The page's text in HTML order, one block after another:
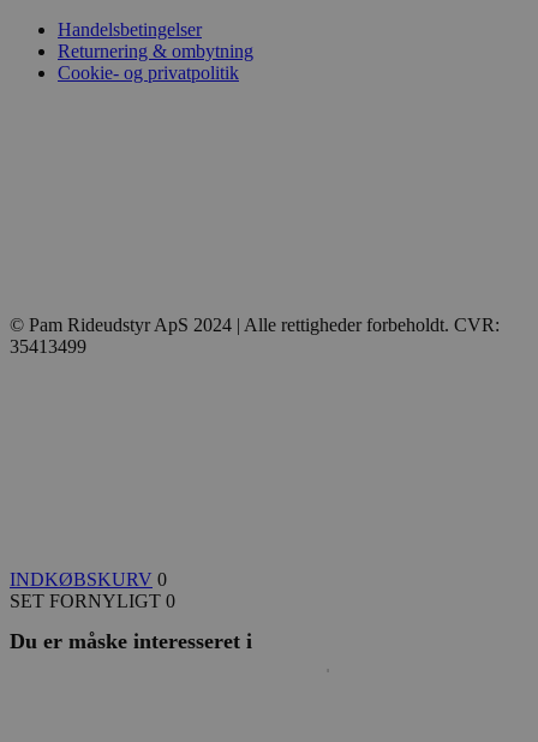
Handelsbetingelser
Returnering & ombytning
Cookie- og privatpolitik
© Pam Rideudstyr ApS 2024 | Alle rettigheder forbeholdt. CVR:
35413499
INDKØBSKURV 0
SET FORNYLIGT 0
Du er måske interesseret i